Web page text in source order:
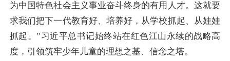
为中国特色社会主义事业奋斗终身的有用人才。这就要
求我们把下一代教育好、培养好，从学校抓起、从娃娃
抓起。”习近平总书记始终站在红色江山永续的战略高
度，引领筑牢少年儿童的理想之基、信念之塔。